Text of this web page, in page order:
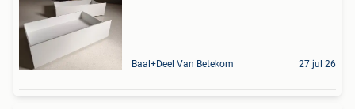
Baal+Deel Van Betekom 27 jul 26